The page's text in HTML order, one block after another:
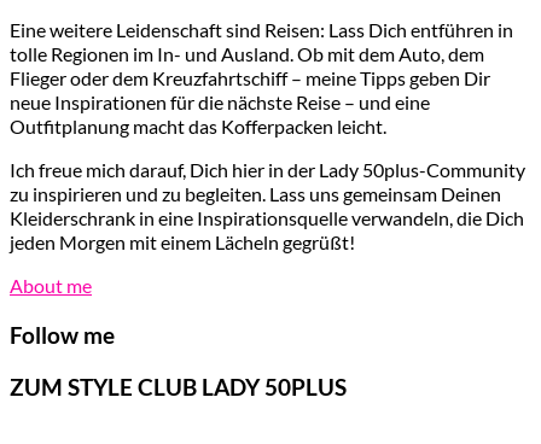
Eine weitere Leidenschaft sind Reisen: Lass Dich entführen in
tolle Regionen im In- und Ausland. Ob mit dem Auto, dem
Flieger oder dem Kreuzfahrtschiff – meine Tipps geben Dir
neue Inspirationen für die nächste Reise – und eine
Outfitplanung macht das Kofferpacken leicht.
Ich freue mich darauf, Dich hier in der Lady 50plus-Community
zu inspirieren und zu begleiten. Lass uns gemeinsam Deinen
Kleiderschrank in eine Inspirationsquelle verwandeln, die Dich
jeden Morgen mit einem Lächeln gegrüßt!
About me
Follow me
ZUM STYLE CLUB LADY 50PLUS